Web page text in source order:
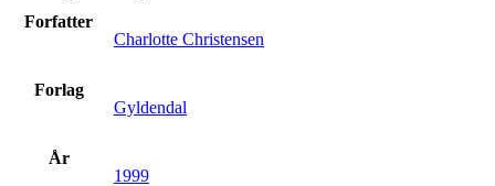
Forfatter
Charlotte Christensen
Forlag
Gyldendal
År
1999